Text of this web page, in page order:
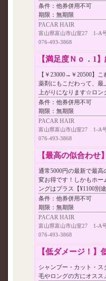
条件： 他券併用不可
期限： 無期限
PACAR HAIR
富山県富山市山室27 1-A
076-493-3868
【満足度Ｎｏ．1
【￥23000→￥20500】
薬剤にもこだわって、最
上がりになります☆ロン
条件： 他券併用不可
期限： 無期限
PACAR HAIR
富山県富山市山室27 1-A
076-493-3868
【最高の似合わ
通常5000円の最新で最
変お得です！しかもホ
ングはプラス【¥1100別途
条件： 他券併用不可
期限： 無期限
PACAR HAIR
富山県富山市山室27 1-A
076-493-3868
【低ダメージ！
シャンプー・カット・
毛やロングの方にオスス